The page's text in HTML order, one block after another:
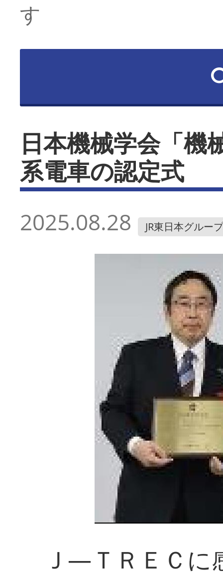
す
日本機械学会「
系電車の認定式
2025.08.28 JR東日本グループ
Ｊ―ＴＲＥＣに